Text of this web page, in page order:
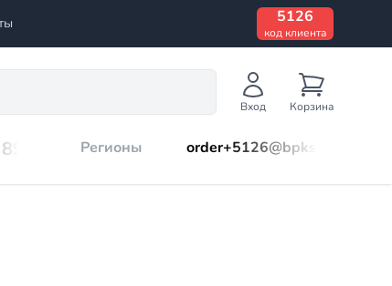
5126
код клиента
Вход Корзина
Регионы order+5126@bpks.ru